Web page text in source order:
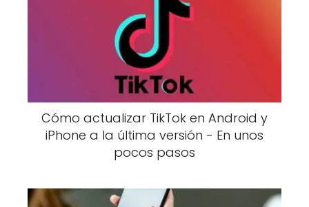
Cómo actualizar TikTok en Android y
iPhone a la última versión - En unos
pocos pasos